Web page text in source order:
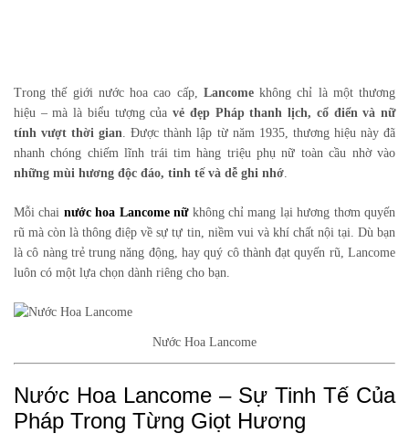
Trong thế giới nước hoa cao cấp, Lancomekhông chỉ là một thương
hiệu – mà là biểu tượng củavẻ đẹp Pháp thanh lịch, cổ điển và nữ
tính vượt thời gian . Được thành lập từ năm 1935, thương hiệu này đã
nhanh chóng chiếm lĩnh trái tim hàng triệu phụ nữ toàn cầu nhờ vào
những mùi hương độc đáo, tinh tế và dễ ghi nhớ
Mỗi chai nước hoa Lancome nữkhông chỉ mang lại hương thơm quyến
rũ mà còn là thông điệp về sự tự tin, niềm vui và khí chất nội tại. Dù bạn
là cô nàng trẻ trung năng động, hay quý cô thành đạt quyến rũ, Lancome
luôn có một lựa chọn dành riêng cho bạn.
Nước Hoa Lancome
Nước Hoa Lancome – Sự Tinh Tế Của
Pháp Trong Từng Giọt Hương